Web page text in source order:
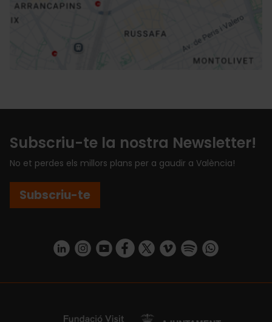
Direccions
Subscriu-te la nostra Newsletter!
No et perdes els millors plans per a gaudir a València!
Subscriu-te
https://www.linkedin.com/company/turismo-valencia/mycompany/
https://www.instagram.com/visit_valencia/
https://www.youtube.com/user/
https://www.facebook.com/
https://twitter.com/
https://vimeo.com/
https://https://api.whatsapp.com/